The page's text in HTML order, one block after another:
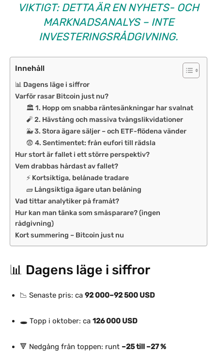
VIKTIGT: DETTA ÄR EN NYHETS- OCH
MARKNADSANALYS – INTE
INVESTERINGSRÅDGIVNING.
Innehåll
📊 Dagens läge i siffror
Varför rasar Bitcoin just nu?
🏛️ 1. Hopp om snabba räntesänkningar har svalnat
🧨 2. Hävstång och massiva tvångslikvidationer
🐳 3. Stora ägare säljer – och ETF-flödena vänder
😨 4. Sentimentet: från eufori till rädsla
Hur stort är fallet i ett större perspektiv?
Vem drabbas hårdast av fallet?
⚡ Kortsiktiga, belånade tradare
🧱 Långsiktiga ägare utan belåning
Vad tittar analytiker på framåt?
Hur kan man tänka som småsparare? (ingen
rådgivning)
Kort summering – Bitcoin just nu
📊 Dagens läge i siffror
📉 Senaste pris: ca 92 000–92 500 USD
🕳️ Topp i oktober: ca 126 000 USD
🔻 Nedgång från toppen: runt –25 till –27 %